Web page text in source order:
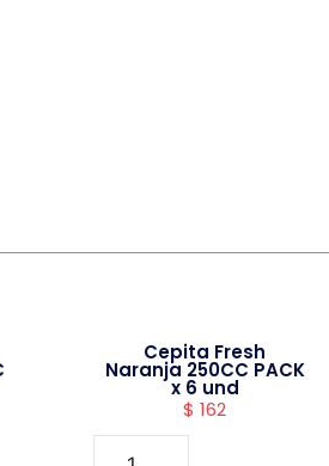
Cepita Fresh
Naranja 250CC PACK
x 6 und
$ 162